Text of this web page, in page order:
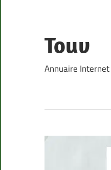
content
Touv
Annuaire Internet